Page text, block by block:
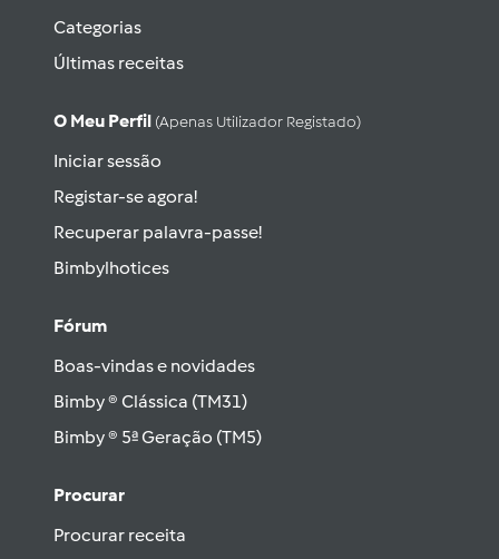
Categorias
Últimas receitas
O Meu Perfil (apenas Utilizador Registado)
Iniciar sessão
Registar-se agora!
Recuperar palavra-passe!
Bimbylhotices
Fórum
Boas-vindas e novidades
Bimby ® Clássica (TM31)
Bimby ® 5ª Geração (TM5)
Procurar
Procurar receita